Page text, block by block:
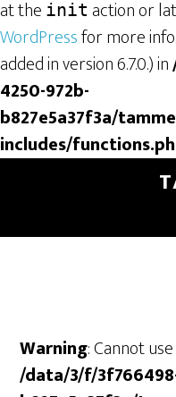
at the init action or
WordPressfor more
added in version 6.7.0.) in
4250-972b-
b827e5a37f3a/
includes/
Warning: Cannot
/data/3/f/